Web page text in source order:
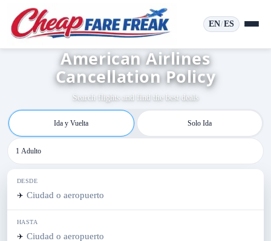
EN/ES
American Airlines
Cancellation Policy
Search flights and find the best deals
Ida y Vuelta Solo Ida
1 Adulto
DESDE
✈️
HASTA
✈️